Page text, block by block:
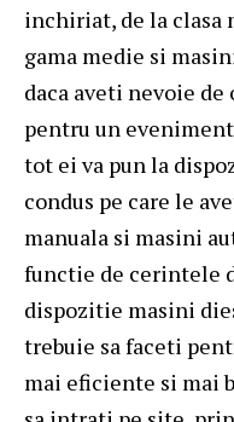
inchiriat, de la clasa
gama medie si
daca aveti nevoie de
pentru un
tot ei va pun la
condus pe care le
manuala si masini
functie de cerintele
dispozitie masini
trebuie sa faceti
mai eficiente si mai